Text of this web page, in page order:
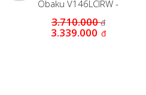
Obaku V146LCIRW -
3.710.000đ
3.339.000 đ